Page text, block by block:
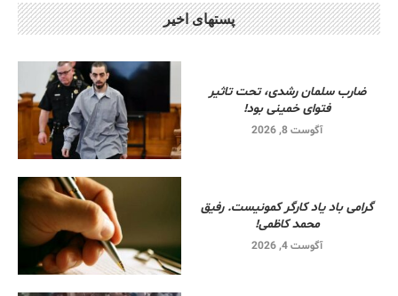
پستهای اخیر
ضارب سلمان رشدی، تحت تاثیر
فتوای خمینی بود!
آگوست 8, 2026
گرامی باد یاد کارگر کمونیست. رفیق
محمد کاظمی!
آگوست 4, 2026